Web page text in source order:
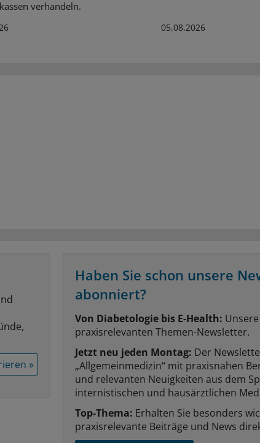
verhandeln.
05.08.2026
»
Haben Sie schon unsere
abonniert?
Von Diabetologie bis E-Health: Unsere
praxisrelevanten Themen-Newsletter.
Jetzt neu jeden Montag: Der
„Allgemeinmedizin“ mit praxisnahen
und relevanten Neuigkeiten aus dem
internistischen und hausärztlichen
Top-Thema: Erhalten Sie besonders
praxisrelevante Beiträge und News